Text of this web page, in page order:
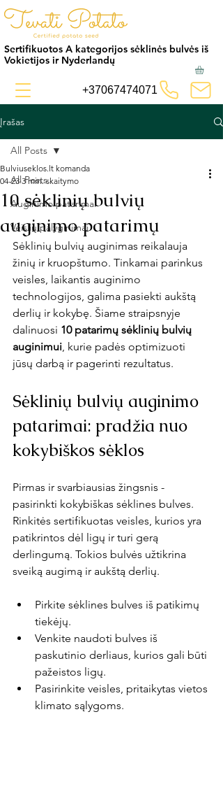
Sertifikuotos A kategorijos sėklinės bulvės iš
Vokietijos ir Nyderlandų
+37067474071
Įrašas
All Posts
Auginimo patarimai
Veislių palyginimai
All Posts
10 sėklinių bulvių
auginimo patarimų
Bulviuseklos.lt komanda
04-23 3 min. skaitymo
Sėklinių bulvių auginimas reikalauja
žinių ir kruopštumo. Tinkamai parinkus
veisles, laikantis auginimo
technologijos, galima pasiekti aukštą
derlių ir kokybę. Šiame straipsnyje
dalinuosi 10 patarimų sėklinių bulvių
auginimui, kurie padės optimizuoti
jūsų darbą ir pagerinti rezultatus.
Sėklinių bulvių auginimo
patarimai: pradžia nuo
kokybiškos sėklos
Pirmas ir svarbiausias žingsnis -
pasirinkti kokybiškas sėklines bulves.
Rinkitės sertifikuotas veisles, kurios yra
patikrintos dėl ligų ir turi gerą
derlingumą. Tokios bulvės užtikrina
sveiką augimą ir aukštą derlių.
Pirkite sėklines bulves iš patikimų
tiekėjų.
Venkite naudoti bulves iš
paskutinio derliaus, kurios gali būti
pažeistos ligų.
Pasirinkite veisles, pritaikytas vietos
klimato sąlygoms.